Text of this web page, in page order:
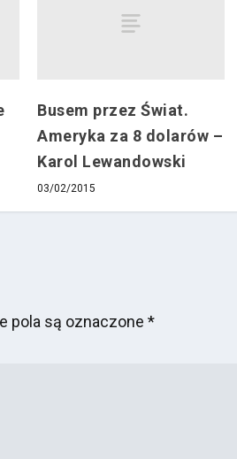
Busem przez Świat.
Ameryka za 8 dolarów –
Karol Lewandowski
03/02/2015
pola są oznaczone *